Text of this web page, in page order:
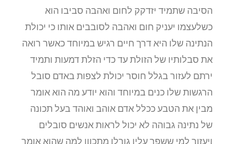
הסיבה שתמיד יזדקק לחום ואהבה סביבו הוא
כשלעצמו יעניק חום ואהבה לסובבים אותו כי יכולת
הנתינה שלו היא דרך חיים רגיש במיוחד כאשר רואה
את סבלותיו של הזולת עד כדי הזלת דמעות ותמיד
ירתם לעזור בגלל חוסר יכולת לצפות באדם סובל
הרגשות שלו כנים במיוחד והוא יודע מה הוא אומר
מבין את הטבע ככלל אדם אוהב ואוהד בעל תכונה
של נתינה גבוהה לא יכול לראות אנשים סובלים
ויעזור למי ששפר עליו גורלו מתכוון למה שהוא אומר